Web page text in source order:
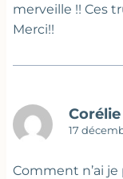
merveille !! Ces
Merci!!
Corélie
17
Comment n’ai